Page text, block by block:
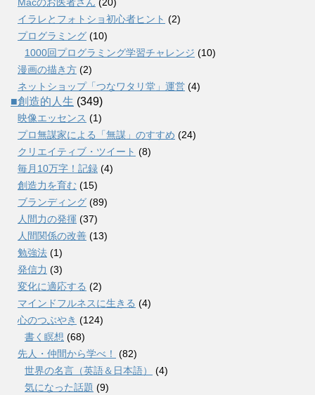
イラレとフォトショ初心者ヒント (2)
プログラミング (10)
1000回プログラミング学習チャレンジ (10)
漫画の描き方 (2)
ネットショップ「つなワタリ堂」運営 (4)
■創造的人生 (349)
映像エッセンス (1)
プロ無謀家による「無謀」のすすめ (24)
クリエイティブ・ツイート (8)
毎月10万字！記録 (4)
創造力を育む (15)
ブランディング (89)
人間力の発揮 (37)
人間関係の改善 (13)
勉強法 (1)
発信力 (3)
変化に適応する (2)
マインドフルネスに生きる (4)
心のつぶやき (124)
書く瞑想 (68)
先人・仲間から学べ！
(82)
世界の名言（英語＆日本語）
(4)
気になった話題 (9)